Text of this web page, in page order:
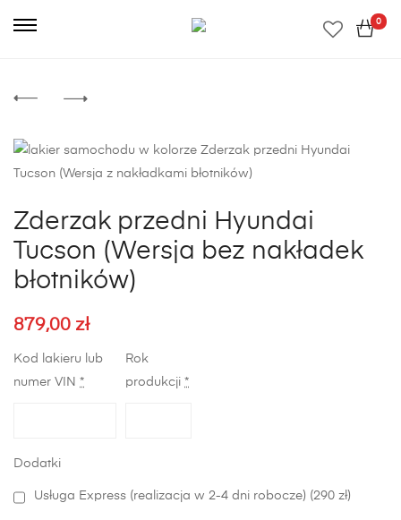
0
Zderzak przedni Hyundai
Tucson (Wersja bez nakładek
błotników)
879,00 zł
Kod lakieru lub
numer VIN *
Rok
produkcji *
Dodatki
Usługa Express (realizacja w 2-4 dni robocze) (290 zł)